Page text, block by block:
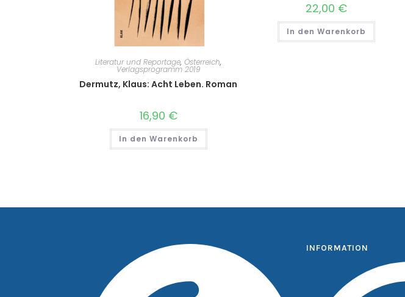
Literatur und Reportage, Österreich,
Verlagsprogramm 2019
Dermutz, Klaus: Acht Leben. Roman
16,90 €
In den Warenkorb
22,00 €
In den Warenkorb
INFORMATION